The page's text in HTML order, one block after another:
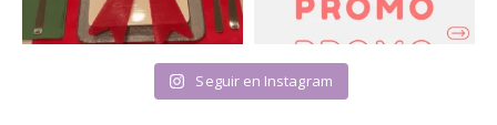
Seguir en Instagram